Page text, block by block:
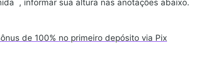
, informar sua altura nas anotações abaixo.
de 100% no primeiro depósito via Pix